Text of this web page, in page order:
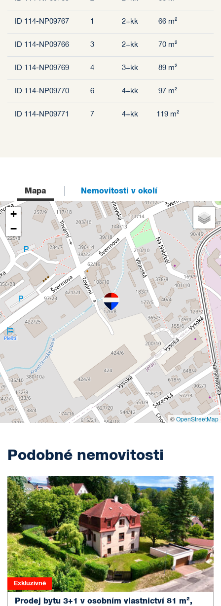
ID 114-NP09767 1 2+kk 66 m²
ID 114-NP09766 3 2+kk 70 m²
ID 114-NP09769 4 3+kk 89 m²
ID 114-NP09770 6 4+kk 97 m²
ID 114-NP09771 7 4+kk 119 m²
Mapa Nemovitosti v okolí
+
−
©OpenStreetMap
Podobné nemovitosti
Exkluzivně
Prodej bytu 3+1 v osobním vlastnictví 81 m²,